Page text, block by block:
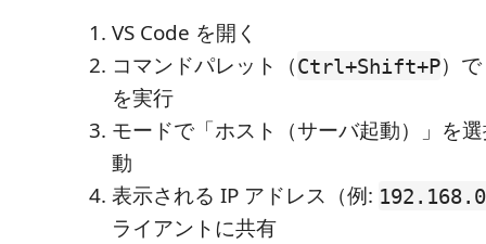
VS Code を開く
コマンドパレット（Ctrl+Shift+P）で
を実行
モードで「ホスト（サーバ起動）」を
動
表示される IP アドレス（例:
ライアントに共有